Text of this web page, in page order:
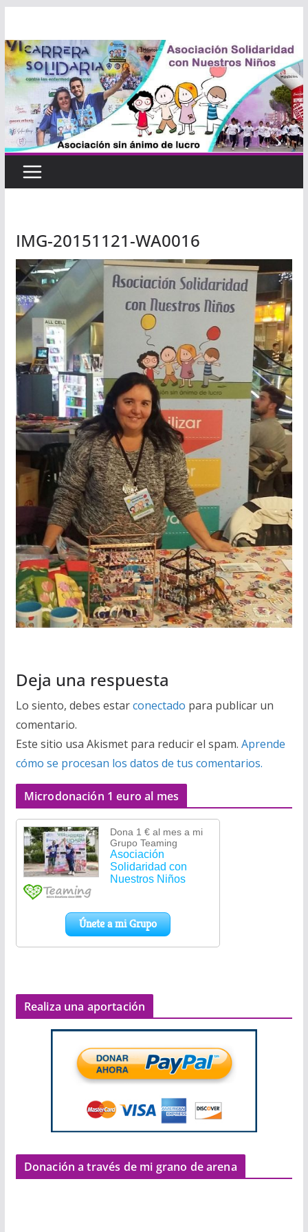
contenido
IMG-20151121-WA0016
Deja una respuesta
Lo siento, debes estarconectado para publicar un
comentario.
Este sitio usa Akismet para reducir el spam. Aprende
cómo se procesan los datos de tus comentarios.
Microdonación 1 euro al mes
Realiza una aportación
Donación a través de mi grano de arena